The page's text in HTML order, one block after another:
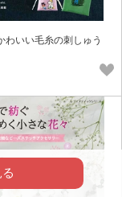
わいい毛糸の刺しゅう